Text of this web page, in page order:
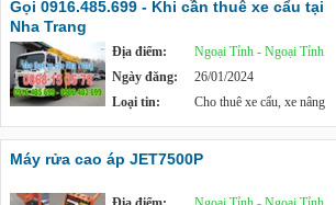
Gọi 0916.485.699 - Khi cần thuê xe cẩu tại
Nha Trang
Địa điểm:
Ngoại Tỉnh - Ngoại Tỉnh
Ngày đăng:
26/01/2024
Loại tin:
Cho thuê xe cẩu, xe nâng
Máy rửa cao áp JET7500P